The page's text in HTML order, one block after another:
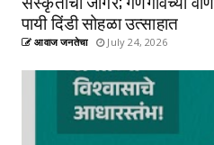
पायी दिंडी सोहळा उत्साहात
आवाज जनतेचा July 24, 2026